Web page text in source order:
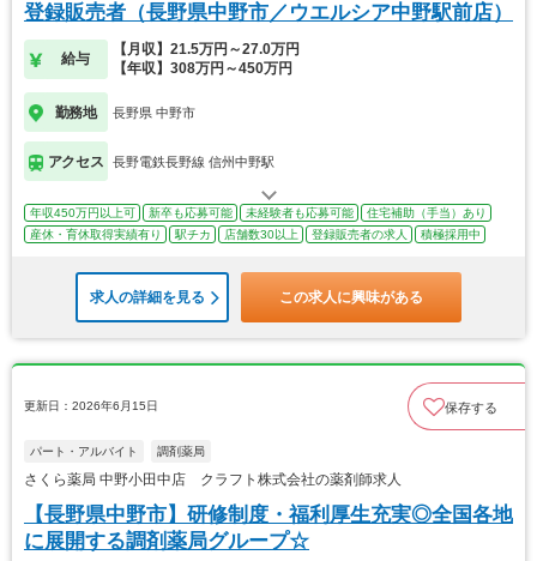
登録販売者（長野県中野市／ウエルシア中野駅前店）
給与
【月収】21.5万円～27.0万円
【年収】308万円～450万円
勤務地 長野県 中野市
アクセス 長野電鉄長野線 信州中野駅
年収450万円以上可 新卒も応募可能 未経験者も応募可能
住宅補助（手当）あり
産休・育休取得実績有り
駅チカ 店舗数30以上 登録販売者の求人 積極採用中
求人の詳細を見る この求人に興味がある
更新日：2026年6月15日 保存する
パート・アルバイト 調剤薬局
さくら薬局 中野小田中店 クラフト株式会社の薬剤師求人
【長野県中野市】研修制度・福利厚生充実◎全国各地
に展開する調剤薬局グループ☆